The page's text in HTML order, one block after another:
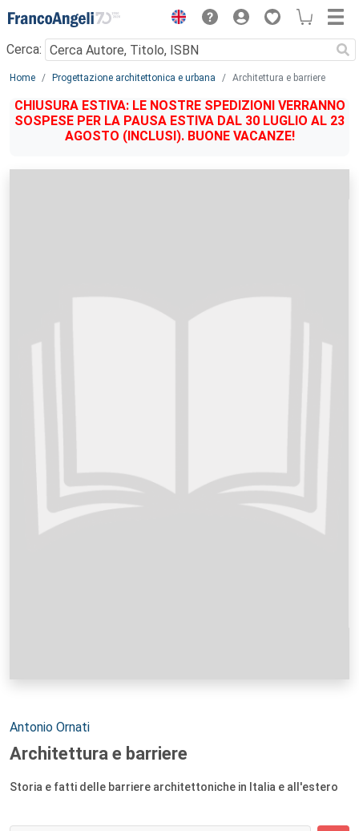
Menu
Cerca:
Main content
Home Progettazione architettonica e urbana Architettura e barriere
CHIUSURA ESTIVA: LE NOSTRE SPEDIZIONI VERRANNO
SOSPESE PER LA PAUSA ESTIVA DAL 30 LUGLIO AL 23
AGOSTO (INCLUSI). BUONE VACANZE!
Autori:
Antonio Ornati
Architettura e barriere
Storia e fatti delle barriere architettoniche in Italia e all'estero